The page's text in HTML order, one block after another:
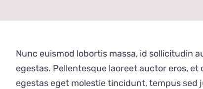
Nunc euismod lobortis massa, id sollicitudin
egestas. Pellentesque laoreet auctor eros,
egestas eget molestie tincidunt, tempus